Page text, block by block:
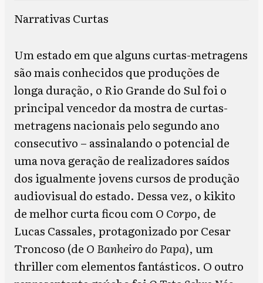
Narrativas Curtas
Um estado em que alguns curtas-metragens
são mais conhecidos que produções de
longa duração, o Rio Grande do Sul foi o
principal vencedor da mostra de curtas-
metragens nacionais pelo segundo ano
consecutivo – assinalando o potencial de
uma nova geração de realizadores saídos
dos igualmente jovens cursos de produção
audiovisual do estado. Dessa vez, o kikito
de melhor curta ficou comO Corpo, de
Lucas Cassales, protagonizado por Cesar
Troncoso (de O Banheiro do Papa), um
thriller com elementos fantásticos. O outro